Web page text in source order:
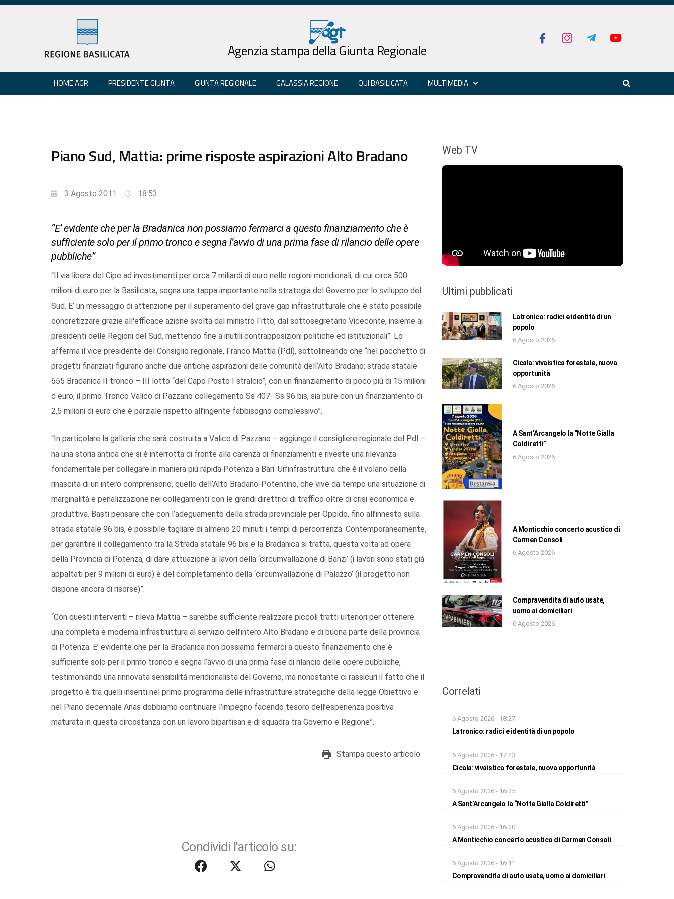
Agenzia stampa della Giunta Regionale
HOME AGR PRESIDENTE GIUNTA GIUNTA REGIONALE GALASSIA REGIONE QUI BASILICATA MULTIMEDIA
Piano Sud, Mattia: prime risposte aspirazioni Alto Bradano
3 Agosto 2011 18:53
“E’ evidente che per la Bradanica non possiamo fermarci a questo finanziamento che è
sufficiente solo per il primo tronco e segna l’avvio di una prima fase di rilancio delle opere
pubbliche”
“Il via libera del Cipe ad investimenti per circa 7 miliardi di euro nelle regioni meridionali, di cui circa 500
milioni di euro per la Basilicata, segna una tappa importante nella strategia del Governo per lo sviluppo del
Sud. E’ un messaggio di attenzione per il superamento del grave gap infrastrutturale che è stato possibile
concretizzare grazie all'efficace azione svolta dal ministro Fitto, dal sottosegretario Viceconte, insieme ai
presidenti delle Regioni del Sud, mettendo fine a inutili contrapposizioni politiche ed istituzionali”. Lo
afferma il vice presidente del Consiglio regionale, Franco Mattia (Pdl), sottolineando che “nel pacchetto di
progetti finanziati figurano anche due antiche aspirazioni delle comunità dell’Alto Bradano: strada statale
655 Bradanica II tronco – III lotto “del Capo Posto I stralcio”, con un finanziamento di poco più di 15 milioni
d euro; il primo Tronco Valico di Pazzano collegamento Ss 407- Ss 96 bis, sia pure con un finanziamento di
2,5 milioni di euro che è parziale rispetto all’ingente fabbisogno complessivo”.
“In particolare la galleria che sarà costruita a Valico di Pazzano – aggiunge il consigliere regionale del Pdl –
ha una storia antica che si è interrotta di fronte alla carenza di finanziamenti e riveste una rilevanza
fondamentale per collegare in maniera più rapida Potenza a Bari. Un’infrastruttura che è il volano della
rinascita di un intero comprensorio, quello dell’Alto Bradano-Potentino, che vive da tempo una situazione di
marginalità e penalizzazione nei collegamenti con le grandi direttrici di traffico oltre di crisi economica e
produttiva. Basti pensare che con l’adeguamento della strada provinciale per Oppido, fino all’innesto sulla
strada statale 96 bis, è possibile tagliare di almeno 20 minuti i tempi di percorrenza. Contemporaneamente,
per garantire il collegamento tra la Strada statale 96 bis e la Bradanica si tratta, questa volta ad opera
della Provincia di Potenza, di dare attuazione ai lavori della ‘circumvallazione di Banzi’ (i lavori sono stati già
appaltati per 9 milioni di euro) e del completamento della ‘circumvallazione di Palazzo’ (il progetto non
dispone ancora di risorse)”.
“Con questi interventi – rileva Mattia – sarebbe sufficiente realizzare piccoli tratti ulteriori per ottenere
una completa e moderna infrastruttura al servizio dell’intero Alto Bradano e di buona parte della provincia
di Potenza. E’ evidente che per la Bradanica non possiamo fermarci a questo finanziamento che è
sufficiente solo per il primo tronco e segna l’avvio di una prima fase di rilancio delle opere pubbliche,
testimoniando una rinnovata sensibilità meridionalista del Governo, ma nonostante ci rassicuri il fatto che il
progetto è tra quelli inseriti nel primo programma delle infrastrutture strategiche della legge Obiettivo e
nel Piano decennale Anas dobbiamo continuare l’impegno facendo tesoro dell’esperienza positiva
maturata in questa circostanza con un lavoro bipartisan e di squadra tra Governo e Regione”.
Stampa questo articolo
Condividi l'articolo su:
Web TV
Ultimi pubblicati
Latronico: radici e identità di un
popolo
6 Agosto 2026
Cicala: vivaistica forestale, nuova
opportunità
6 Agosto 2026
A Sant’Arcangelo la “Notte Gialla
Coldiretti”
6 Agosto 2026
A Monticchio concerto acustico di
Carmen Consoli
6 Agosto 2026
Compravendita di auto usate,
uomo ai domiciliari
6 Agosto 2026
Correlati
6 Agosto 2026 - 18:27
Latronico: radici e identità di un popolo
6 Agosto 2026 - 17:43
Cicala: vivaistica forestale, nuova opportunità
6 Agosto 2026 - 16:25
A Sant’Arcangelo la “Notte Gialla Coldiretti”
6 Agosto 2026 - 16:20
A Monticchio concerto acustico di Carmen Consoli
6 Agosto 2026 - 16:11
Compravendita di auto usate, uomo ai domiciliari